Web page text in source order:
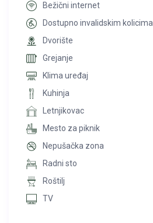
Bežični internet
Dostupno invalidskim kolicima
Dvorište
Grejanje
Klima uređaj
Kuhinja
Letnjikovac
Mesto za piknik
Nepušačka zona
Radni sto
Roštilj
TV